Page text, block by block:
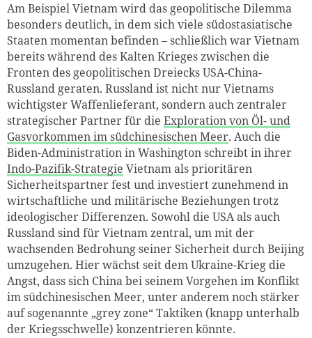
Am Beispiel Vietnam wird das geopolitische Dilemma
besonders deutlich, in dem sich viele südostasiatische
Staaten momentan befinden – schließlich war Vietnam
bereits während des Kalten Krieges zwischen die
Fronten des geopolitischen Dreiecks USA-China-
Russland geraten. Russland ist nicht nur Vietnams
wichtigster Waffenlieferant, sondern auch zentraler
strategischer Partner für die Exploration von Öl- und
Gasvorkommen im südchinesischen Meer. Auch die
Biden-Administration in Washington schreibt in ihrer
Indo-Pazifik-Strategie Vietnam als prioritären
Sicherheitspartner fest und investiert zunehmend in
wirtschaftliche und militärische Beziehungen trotz
ideologischer Differenzen. Sowohl die USA als auch
Russland sind für Vietnam zentral, um mit der
wachsenden Bedrohung seiner Sicherheit durch Beijing
umzugehen. Hier wächst seit dem Ukraine-Krieg die
Angst, dass sich China bei seinem Vorgehen im Konflikt
im südchinesischen Meer, unter anderem noch stärker
auf sogenannte „grey zone“ Taktiken (knapp unterhalb
der Kriegsschwelle) konzentrieren könnte.